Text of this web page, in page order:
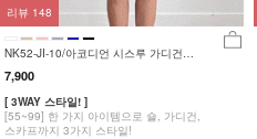
NK52-JI-10/아코디언 시스루 가디건
_DY
7,900
[ 3WAY 스타일! ]
[55~99] 한 가지 아이템으로 숄, 가디건,
스카프까지 3가지 스타일!
리뷰 148